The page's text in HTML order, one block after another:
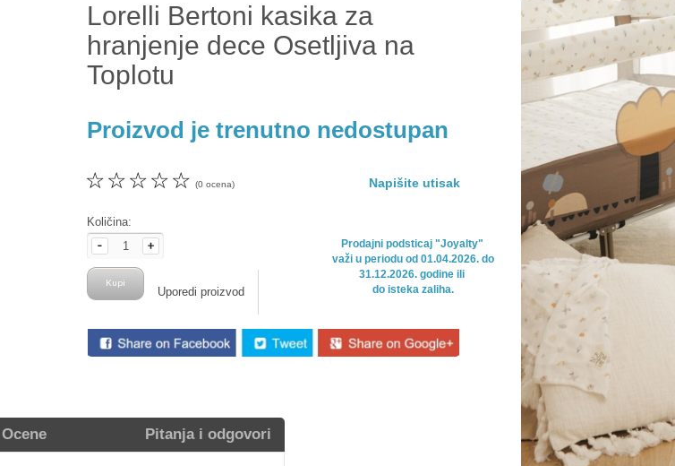
Lorelli Bertoni kasika za
hranjenje dece Osetljiva na
Toplotu
Proizvod je trenutno nedostupan
☆
☆
☆
☆
☆ (0 ocena) Napišite utisak
Količina:
Prodajni podsticaj "Joyalty"
važi u periodu od 01.04.2026. do
31.12.2026. godine ili
do isteka zaliha.
Uporedi proizvod
Pitanja i odgovori